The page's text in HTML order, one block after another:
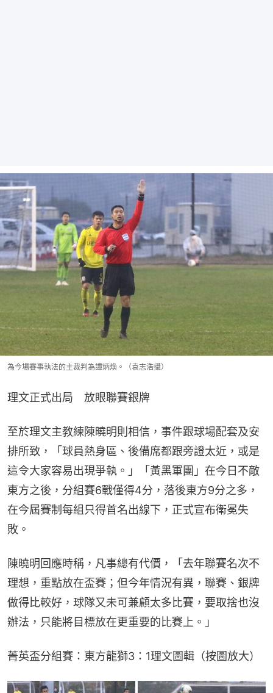
為今場賽事執法的主裁判為譚炳煥。（袁志浩攝）
理文正式出局　放眼聯賽銀牌
至於理文主教練陳曉明則相信，事件跟球場配套及安
排所致，「球員熱身區、後備席都跟旁證太近，或是
這令大家容易出現爭執。」「黃黑軍團」在今日不敵
東方之後，分組賽6戰僅得4分，落後東方9分之多，
在今屆賽制每組只得首名出線下，正式宣布衛冕失
敗。
陳曉明回應時稱，凡事總有代價，「去年聯賽名次不
理想，重點放在盃賽；但今年情況有異，聯賽、銀牌
做得比較好，球隊又未可兼顧太多比賽，要取捨也沒
辦法，只能將目標放在更重要的比賽上。」
菁英盃分組賽：東方龍獅3：1理文圖輯（按圖放大）